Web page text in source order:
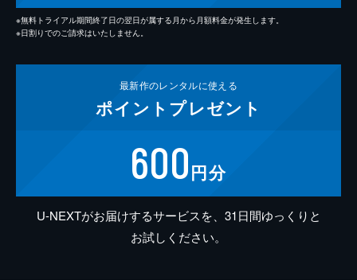
※無料トライアル期間終了日の翌日が属する月から月額料金が発生します。
※日割りでのご請求はいたしません。
最新作のレンタルに使える
ポイント プレゼント
600円分
U-NEXTがお届けするサービスを、31日間ゆっくりと
お試しください。